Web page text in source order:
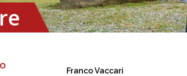
Franco Vaccari